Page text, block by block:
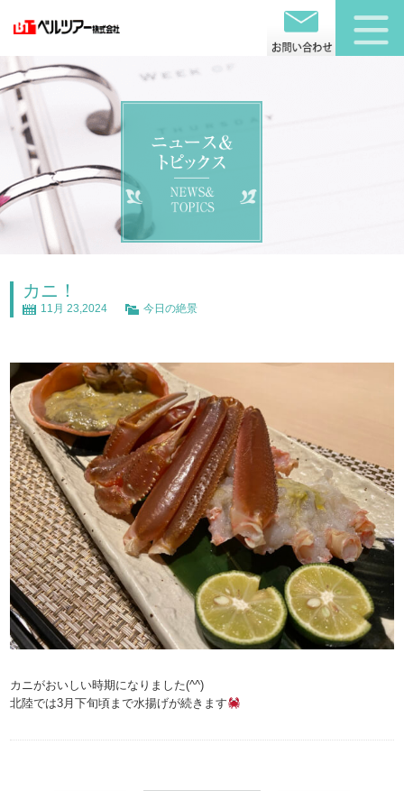
カニ！
11月 23,2024 今日の絶景
カニがおいしい時期になりました(^^)
北陸では3月下旬頃まで水揚げが続きます